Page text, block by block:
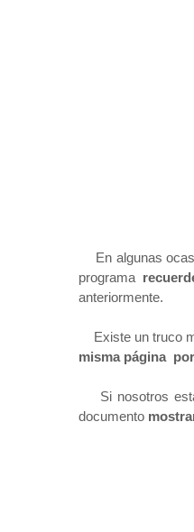
En algunas
programa
anteriormente.
Existe un truco
misma página
Si nosotros
documento